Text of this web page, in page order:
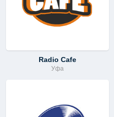
Radio Cafe
Уфа